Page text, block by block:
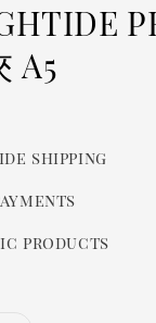
A5
shipping
products